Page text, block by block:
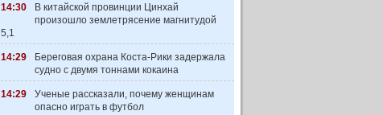
14:30
В китайской провинции Цинхай
произошло землетрясение магнитудой
5,1
14:29
Береговая охрана Коста-Рики задержала
судно с двумя тоннами кокаина
14:29
Ученые рассказали, почему женщинам
опасно играть в футбол